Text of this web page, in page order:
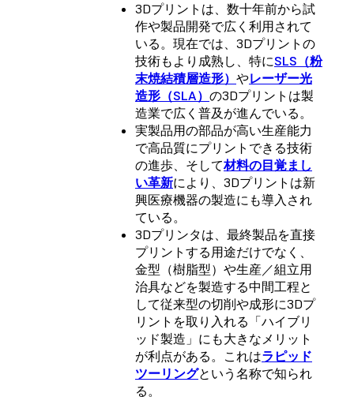
3Dプリントは、数十年前から試
作や製品開発で広く利用されて
いる。現在では、3Dプリントの
技術もより成熟し、特にSLS（粉
末焼結積層造形） やレーザー光
造形（SLA） の3Dプリントは製
造業で広く普及が進んでいる。
実製品用の部品が高い生産能力
で高品質にプリントできる技術
の進歩、そして材料の目覚まし
い革新により、3Dプリントは新
興医療機器の製造にも導入され
ている。
3Dプリンタは、最終製品を直接
プリントする用途だけでなく、
金型（樹脂型）や生産／組立用
治具などを製造する中間工程と
して従来型の切削や成形に3Dプ
リントを取り入れる「ハイブリ
ッド製造」にも大きなメリット
が利点がある。これはラピッド
ツーリングという名称で知られ
る。